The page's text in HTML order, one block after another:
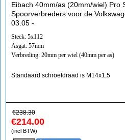
Eibach 40mm/as (20mm/wiel) Pro
Spoorverbreders voor de
03.05 -
Steek: 5x112
Asgat: 57mm
Verbreding: 20mm per wiel (40mm per as)
Standaard schroefdraad is M14x1,5
€238.30
€214.00
(incl BTW)